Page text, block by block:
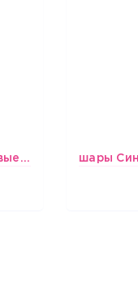
шары Бело-красно-розовые пастельные